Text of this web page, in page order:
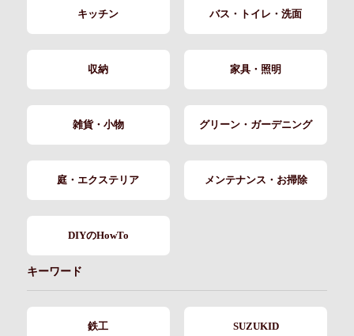
キッチン バス・トイレ・洗面
収納 家具・照明
雑貨・小物 グリーン・ガーデニング
庭・エクステリア メンテナンス・お掃除
DIYのHowTo
キーワード
鉄工 SUZUKID